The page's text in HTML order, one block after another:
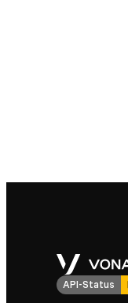
API-Status